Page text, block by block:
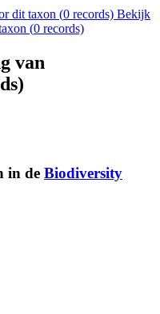
dit taxon (0 records) Bekijk
(0 records)
van
in de Biodiversity